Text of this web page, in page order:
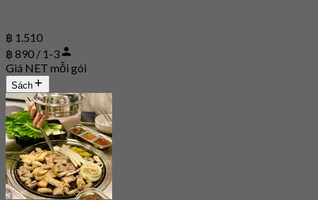
฿ 1.510
฿ 890 / 1-3
Giá NET mỗi gói
Sách